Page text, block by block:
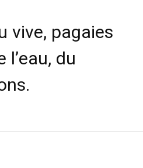
vive, pagaies
du